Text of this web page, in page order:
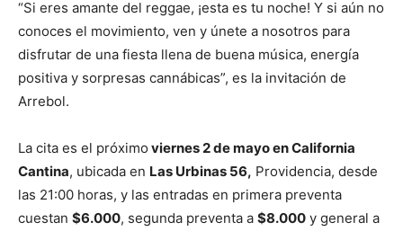
“Si eres amante del reggae, ¡esta es tu noche! Y si aún no
conoces el movimiento, ven y únete a nosotros para
disfrutar de una fiesta llena de buena música, energía
positiva y sorpresas cannábicas”, es la invitación de
Arrebol.
La cita es el próximo viernes 2 de mayo en California
Cantina, ubicada en Las Urbinas 56, Providencia, desde
las 21:00 horas, y las entradas en primera preventa
cuestan $6.000, segunda preventa a $8.000 y general a